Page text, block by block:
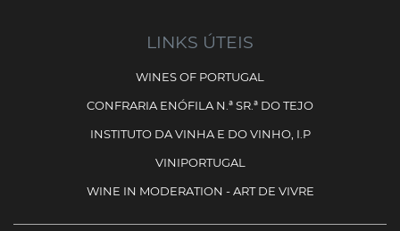
LINKS ÚTEIS
WINES OF PORTUGAL
CONFRARIA ENÓFILA N.ª SR.ª DO TEJO
INSTITUTO DA VINHA E DO VINHO, I.P
VINIPORTUGAL
WINE IN MODERATION - ART DE VIVRE